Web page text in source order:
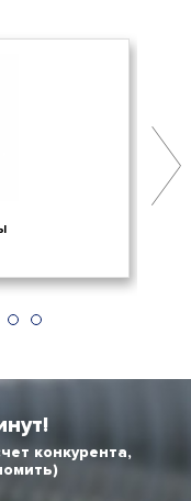
конкурента,